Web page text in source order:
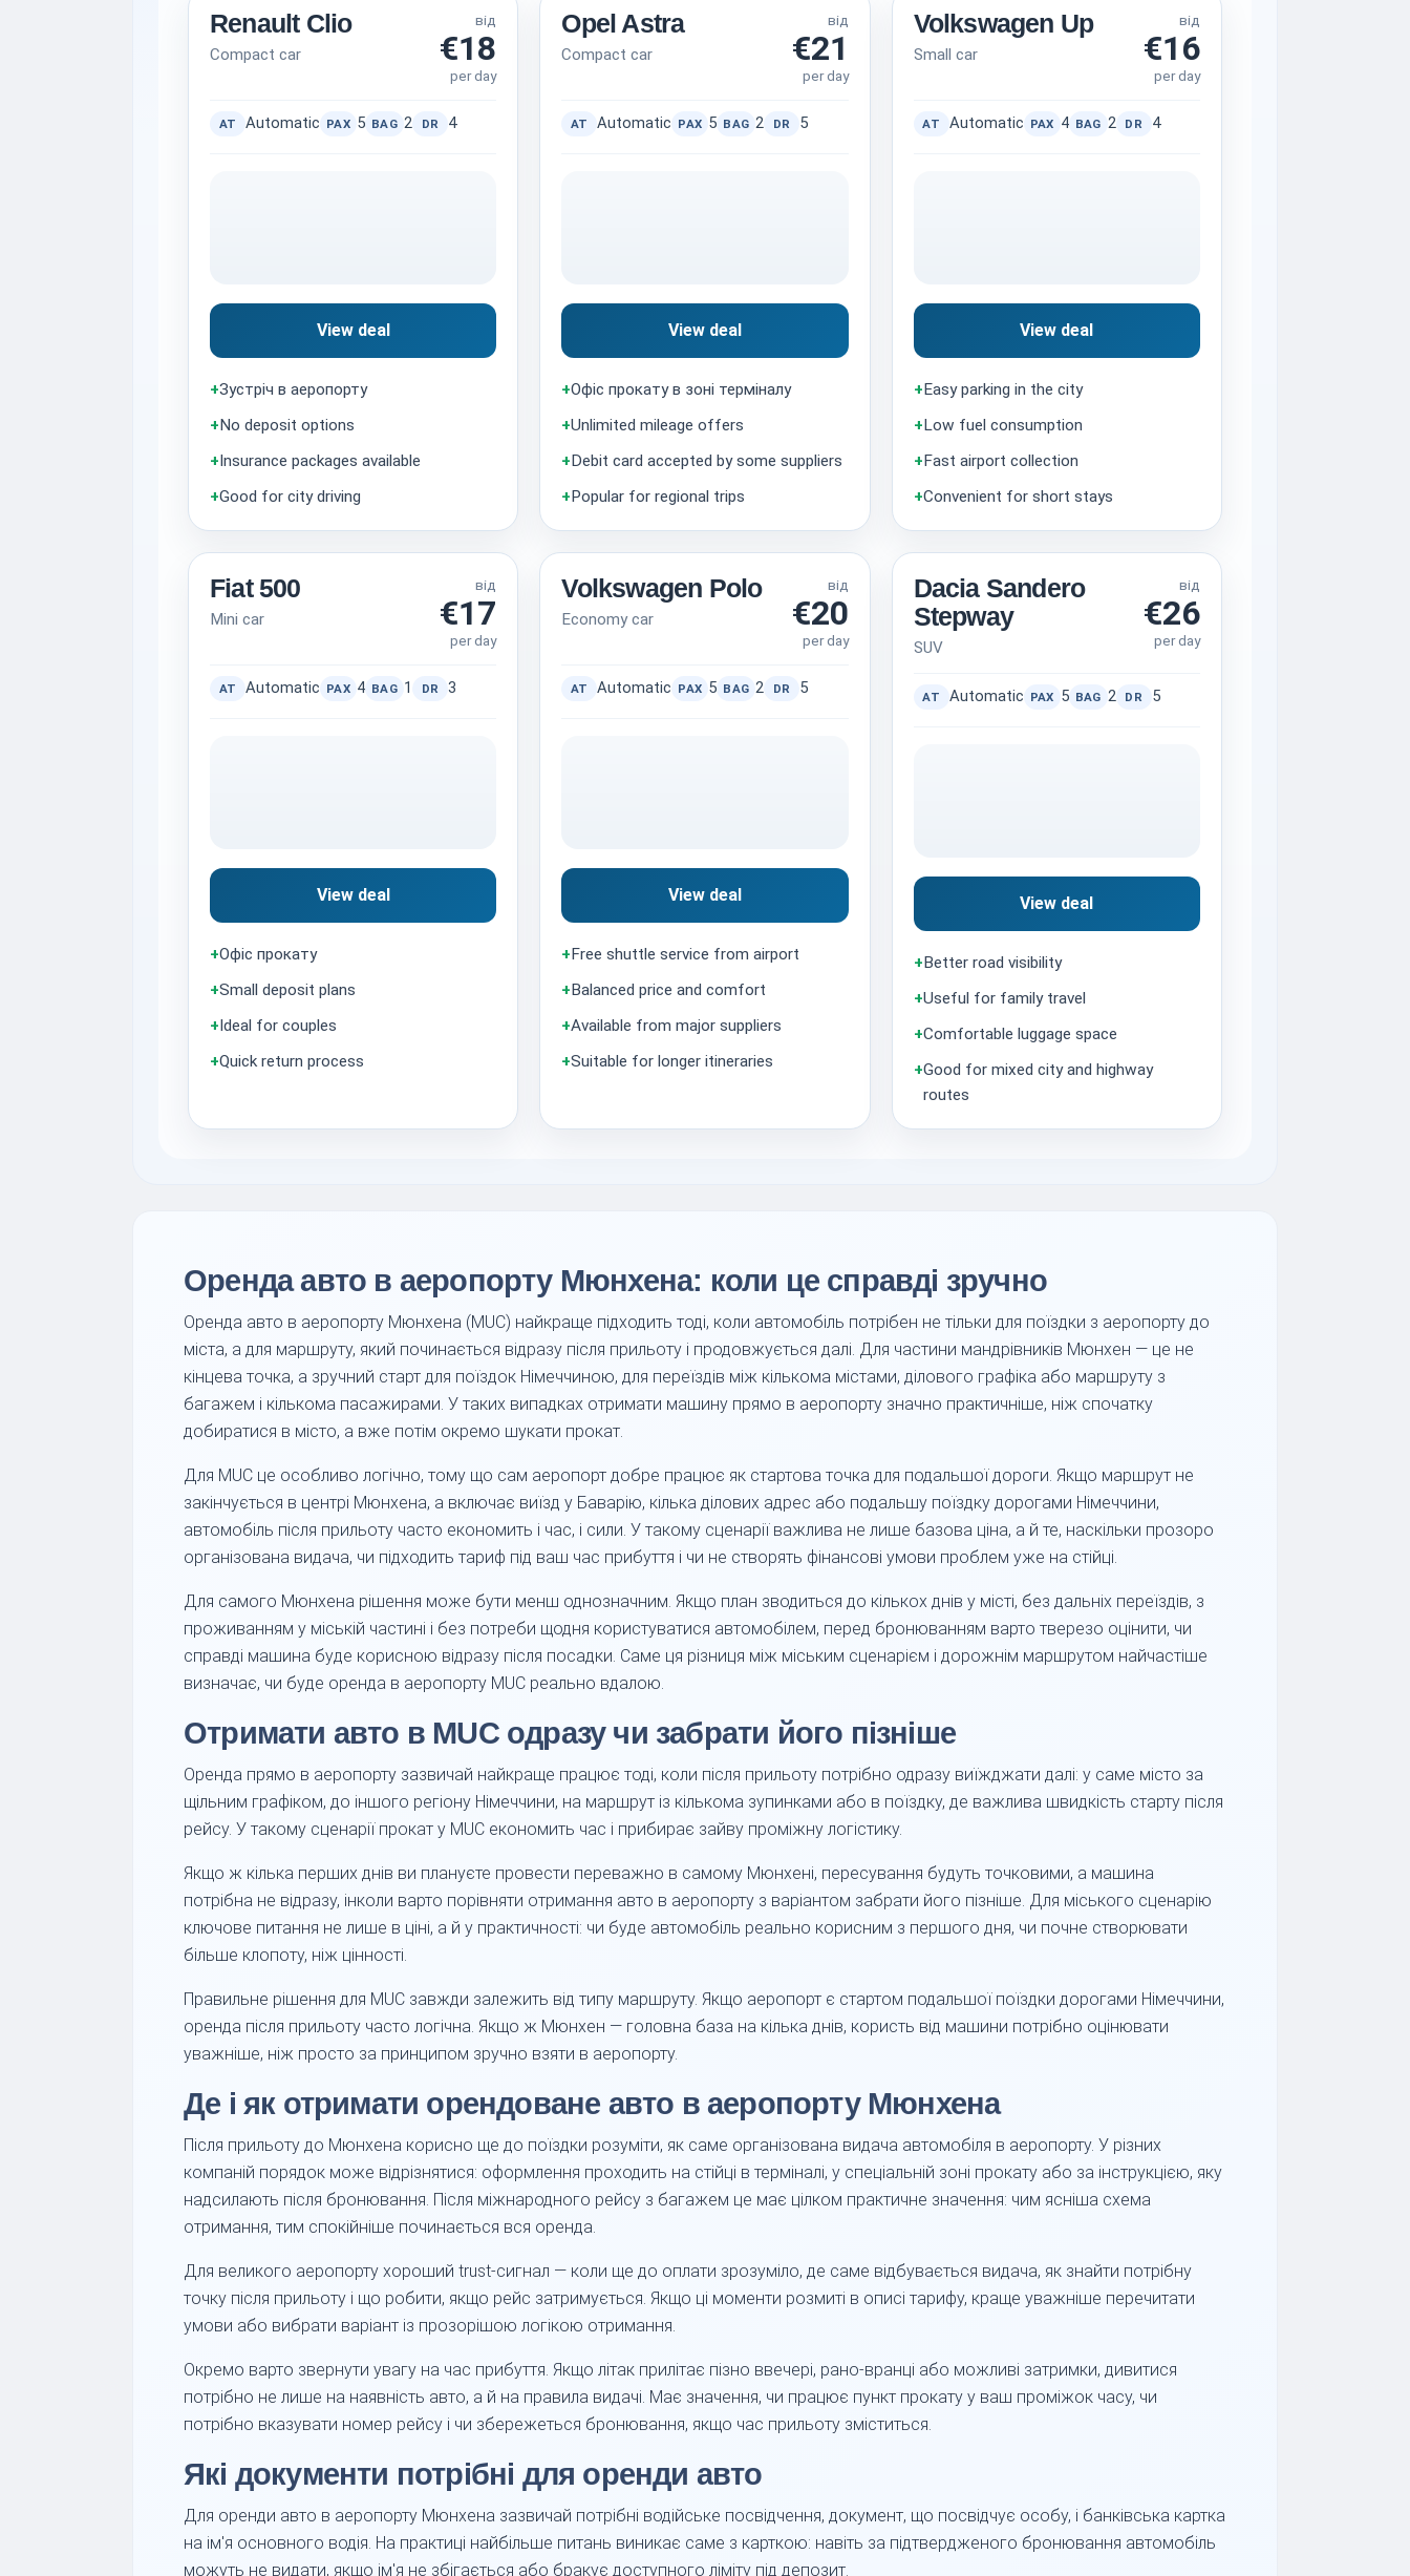
Renault Clio
Compact car
від
€18
per day
AT Automatic PAX 5 BAG 2 DR 4
View deal
+Зустріч в аеропорту
+No deposit options
+Insurance packages available
+Good for city driving
Opel Astra
Compact car
від
€21
per day
AT Automatic PAX 5 BAG 2 DR 5
View deal
+Офіс прокату в зоні терміналу
+Unlimited mileage offers
+Debit card accepted by some suppliers
+Popular for regional trips
Volkswagen Up
Small car
від
€16
per day
AT Automatic PAX 4 BAG 2 DR 4
View deal
+Easy parking in the city
+Low fuel consumption
+Fast airport collection
+Convenient for short stays
Fiat 500
Mini car
від
€17
per day
AT Automatic PAX 4 BAG 1 DR 3
View deal
+Офіс прокату
+Small deposit plans
+Ideal for couples
+Quick return process
Volkswagen Polo
Economy car
від
€20
per day
AT Automatic PAX 5 BAG 2 DR 5
View deal
+Free shuttle service from airport
+Balanced price and comfort
+Available from major suppliers
+Suitable for longer itineraries
Dacia Sandero
Stepway
SUV
від
€26
per day
AT Automatic PAX 5 BAG 2 DR 5
View deal
+Better road visibility
+Useful for family travel
+Comfortable luggage space
+Good for mixed city and highway
routes
Оренда авто в аеропорту Мюнхена: коли це справді зручно
Оренда авто в аеропорту Мюнхена (MUC) найкраще підходить тоді, коли автомобіль потрібен не тільки для поїздки з аеропорту до
міста, а для маршруту, який починається відразу після прильоту і продовжується далі. Для частини мандрівників Мюнхен — це не
кінцева точка, а зручний старт для поїздок Німеччиною, для переїздів між кількома містами, ділового графіка або маршруту з
багажем і кількома пасажирами. У таких випадках отримати машину прямо в аеропорту значно практичніше, ніж спочатку
добиратися в місто, а вже потім окремо шукати прокат.
Для MUC це особливо логічно, тому що сам аеропорт добре працює як стартова точка для подальшої дороги. Якщо маршрут не
закінчується в центрі Мюнхена, а включає виїзд у Баварію, кілька ділових адрес або подальшу поїздку дорогами Німеччини,
автомобіль після прильоту часто економить і час, і сили. У такому сценарії важлива не лише базова ціна, а й те, наскільки прозоро
організована видача, чи підходить тариф під ваш час прибуття і чи не створять фінансові умови проблем уже на стійці.
Для самого Мюнхена рішення може бути менш однозначним. Якщо план зводиться до кількох днів у місті, без дальніх переїздів, з
проживанням у міській частині і без потреби щодня користуватися автомобілем, перед бронюванням варто тверезо оцінити, чи
справді машина буде корисною відразу після посадки. Саме ця різниця між міським сценарієм і дорожнім маршрутом найчастіше
визначає, чи буде оренда в аеропорту MUC реально вдалою.
Отримати авто в MUC одразу чи забрати його пізніше
Оренда прямо в аеропорту зазвичай найкраще працює тоді, коли після прильоту потрібно одразу виїжджати далі: у саме місто за
щільним графіком, до іншого регіону Німеччини, на маршрут із кількома зупинками або в поїздку, де важлива швидкість старту після
рейсу. У такому сценарії прокат у MUC економить час і прибирає зайву проміжну логістику.
Якщо ж кілька перших днів ви плануєте провести переважно в самому Мюнхені, пересування будуть точковими, а машина
потрібна не відразу, інколи варто порівняти отримання авто в аеропорту з варіантом забрати його пізніше. Для міського сценарію
ключове питання не лише в ціні, а й у практичності: чи буде автомобіль реально корисним з першого дня, чи почне створювати
більше клопоту, ніж цінності.
Правильне рішення для MUC завжди залежить від типу маршруту. Якщо аеропорт є стартом подальшої поїздки дорогами Німеччини,
оренда після прильоту часто логічна. Якщо ж Мюнхен — головна база на кілька днів, користь від машини потрібно оцінювати
уважніше, ніж просто за принципом зручно взяти в аеропорту.
Де і як отримати орендоване авто в аеропорту Мюнхена
Після прильоту до Мюнхена корисно ще до поїздки розуміти, як саме організована видача автомобіля в аеропорту. У різних
компаній порядок може відрізнятися: оформлення проходить на стійці в терміналі, у спеціальній зоні прокату або за інструкцією, яку
надсилають після бронювання. Після міжнародного рейсу з багажем це має цілком практичне значення: чим ясніша схема
отримання, тим спокійніше починається вся оренда.
Для великого аеропорту хороший trust-сигнал — коли ще до оплати зрозуміло, де саме відбувається видача, як знайти потрібну
точку після прильоту і що робити, якщо рейс затримується. Якщо ці моменти розмиті в описі тарифу, краще уважніше перечитати
умови або вибрати варіант із прозорішою логікою отримання.
Окремо варто звернути увагу на час прибуття. Якщо літак прилітає пізно ввечері, рано-вранці або можливі затримки, дивитися
потрібно не лише на наявність авто, а й на правила видачі. Має значення, чи працює пункт прокату у ваш проміжок часу, чи
потрібно вказувати номер рейсу і чи збережеться бронювання, якщо час прильоту зміститься.
Які документи потрібні для оренди авто
Для оренди авто в аеропорту Мюнхена зазвичай потрібні водійське посвідчення, документ, що посвідчує особу, і банківська картка
на ім'я основного водія. На практиці найбільше питань виникає саме з карткою: навіть за підтвердженого бронювання автомобіль
можуть не видати, якщо ім'я не збігається або бракує доступного ліміту під депозит.